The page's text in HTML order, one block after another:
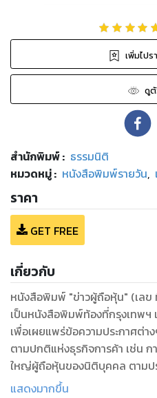
เพิ่มไป
ดู
สำนักพิมพ์: ธรรมนิติ
หมวดหมู่: หนังสือพิมพ์รายวัน,
ราคา
GET FREE
เกี่ยวกับ
หนังสือพิมพ์ "ข่าวผู้ถือหุ้น" (เลข
เป็นหนังสือพิมพ์ท้องที่กรุงเทพ
เพื่อเผยแพร่ข้อความประกาศต่า
ตามปกติแห่งธุรกิจการค้า เช่น ก
ใหญ่ผู้ถือหุ้นของนิติบุคคล ตาม
มาตรา 1175 หรือประกาศข้อควา
แสดงมากขึ้น